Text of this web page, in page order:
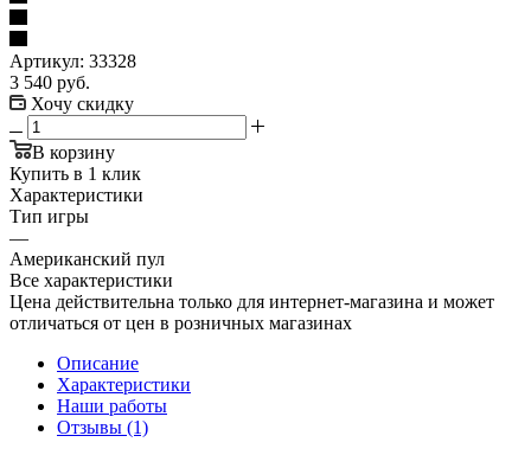
Артикул: 33328
3 540 руб.
Хочу скидку
В корзину
Купить в 1 клик
Характеристики
Тип игры
—
Американский пул
Все характеристики
Цена действительна только для интернет-магазина и может
отличаться от цен в розничных магазинах
Описание
Характеристики
Наши работы
Отзывы (1)